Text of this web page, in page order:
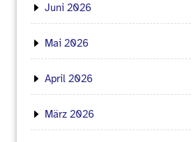
Juni 2026
Mai 2026
April 2026
März 2026